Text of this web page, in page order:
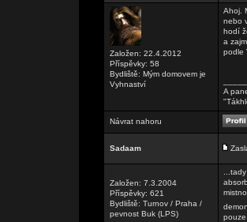
Založen: 22.4.2012
Příspěvky: 58
Bydliště: Mým domovem je
Vyhnaství
Ahoj.
nebo
hodí
a
podle
A
Návrat nahoru
Sadaam
Založen: 7.3.2004
Příspěvky: 621
Bydliště: Turnov / Praha /
pevnost Buk (LPS)